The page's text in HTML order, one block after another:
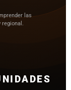
las
regional.